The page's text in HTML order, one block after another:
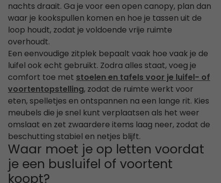
nachts draait. Ga je voor een open canopy, plan dan
waar je kookspullen komen en hoe je tassen uit de
loop houdt, zodat je voldoende vrije ruimte
overhoudt.
Een eenvoudige zitplek bepaalt vaak hoe vaak je de
luifel ook echt gebruikt. Zodra alles staat, voeg je
comfort toe metstoelen en tafels voor je luifel- of
voortentopstelling, zodat de ruimte werkt voor
eten, spelletjes en ontspannen na een lange rit. Kies
meubels die je snel kunt verplaatsen als het weer
omslaat en zet zwaardere items laag neer, zodat de
beschutting stabiel en netjes blijft.
Waar moet je op letten voordat
je een busluifel of voortent